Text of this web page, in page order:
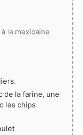
la mexicaine
de la farine, une
les chips